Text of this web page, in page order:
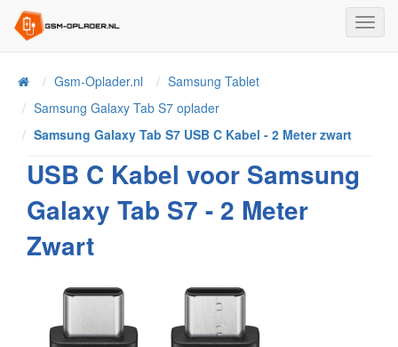
HomeGsm-Oplader.nl
Samsung Tablet
Samsung Galaxy Tab S7 oplader
Samsung Galaxy Tab S7 USB C Kabel - 2 Meter zwart
USB C Kabel voor Samsung
Galaxy Tab S7 - 2 Meter
Zwart